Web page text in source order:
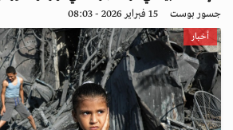
جسور بوست 15 فبراير 2026 - 08:03
أخبار